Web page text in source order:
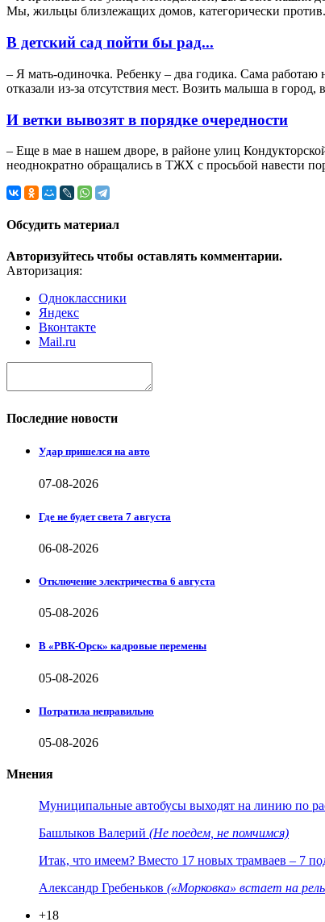
Мы, жильцы близлежащих домов, категорически
В детский сад пойти бы рад...
– Я мать-одиночка. Ребенку – два годика. Сама работаю
отказали из-за отсутствия мест. Возить малыша в
И ветки вывозят в порядке очередности
– Еще в мае в нашем дворе, в районе улиц
неоднократно обращались в ТЖХ с просьбой навести
Обсудить материал
Авторизуйтесь чтобы оставлять комментарии.
Авторизация:
Одноклассники
Яндекс
Вконтакте
Mail.ru
Последние новости
Удар пришелся на авто
07-08-2026
Где не будет света 7 августа
06-08-2026
Отключение электричества 6 августа
05-08-2026
В «РВК-Орск» кадровые перемены
05-08-2026
Потратила неправильно
05-08-2026
Мнения
Муниципальные автобусы выходят на линию по
Башлыков Валерий (Не поедем, не помчимся)
Итак, что имеем? Вместо 17 новых трамваев – 7
Александр Гребеньков («Морковка» встает на
+18